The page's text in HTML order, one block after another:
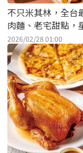
不只米其林，全台
肉麵、老宅甜點，
2026/02/28 01:00